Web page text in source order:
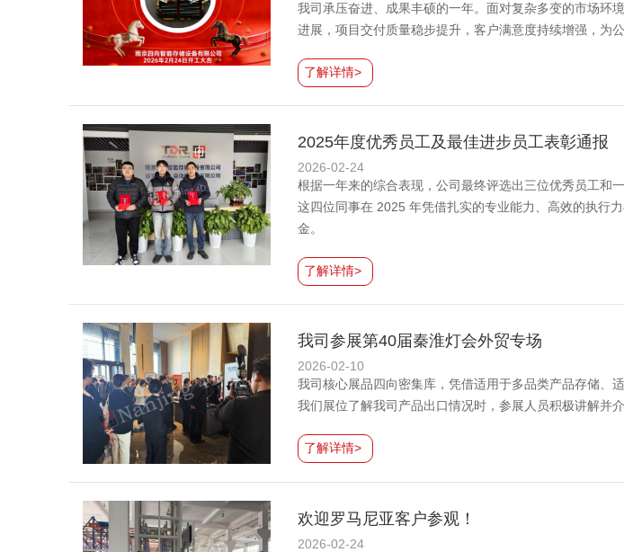
我司承压奋进、成果丰硕的一年。面对复杂多变的市场环
进展，项目交付质量稳步提升，客户满意度持续增强，为
了解详情>
2025年度优秀员工及最佳进步员工表彰通报
2026-02-24
根据一年来的综合表现，公司最终评选出三位优秀员工和
这四位同事在 2025 年凭借扎实的专业能力、高效的执行
金。
了解详情>
我司参展第40届秦淮灯会外贸专场
2026-02-10
我司核心展品四向密集库，凭借适用于多品类产品存储、
我们展位了解我司产品出口情况时，参展人员积极讲解并
了解详情>
欢迎罗马尼亚客户参观！
2026-02-24